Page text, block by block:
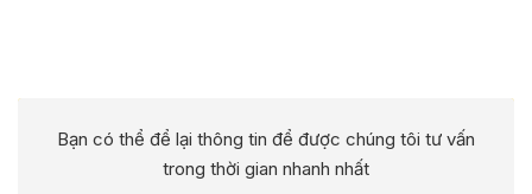
Bạn có thể để lại thông tin để được chúng tôi tư vấn
trong thời gian nhanh nhất